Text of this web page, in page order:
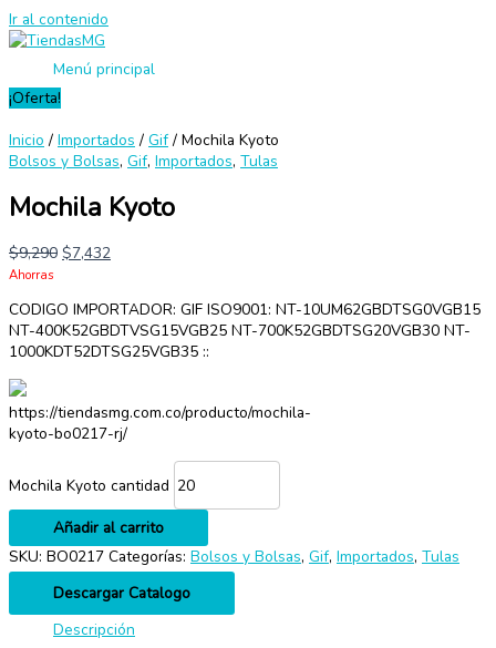
Ir al contenido
Menú principal
¡Oferta!
Inicio / Importados / Gif/ Mochila Kyoto
Bolsos y Bolsas, Gif, Importados, Tulas
Mochila Kyoto
$9,290 $7,432
Ahorras
CODIGO IMPORTADOR: GIF ISO9001: NT-10UM62GBDTSG0VGB15
NT-400K52GBDTVSG15VGB25 NT-700K52GBDTSG20VGB30 NT-
1000KDT52DTSG25VGB35 ::
https://tiendasmg.com.co/producto/mochila-
kyoto-bo0217-rj/
Mochila Kyoto cantidad
Añadir al carrito
SKU: BO0217 Categorías: Bolsos y Bolsas, Gif, Importados, Tulas
Descargar Catalogo
Descripción